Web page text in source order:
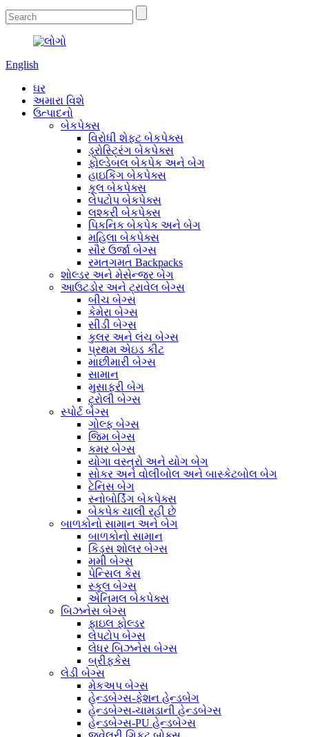
English
ઘર
અમારા વિશે
ઉત્પાદનો
બેકપેક્સ
વિરોધી શેફ્ટ બેકપેક્સ
ડ્રોસ્ટ્રિંગ બેકપેક્સ
ફોલ્ડેબલ બેકપેક અને બેગ
હાઇકિંગ બેકપેક્સ
કૂલ બેકપેક્સ
લેપટોપ બેકપેક્સ
લશ્કરી બેકપેક્સ
પિકનિક બેકપેક અને બેગ
મહિલા બેકપેક્સ
સૌર ઉર્જા બેગ્સ
રમતગમત Backpacks
શોલ્ડર અને મેસેન્જર બેગ
આઉટડોર અને ટ્રાવેલ બેગ્સ
બીચ બેગ્સ
કેમેરા બેગ્સ
સીડી બેગ્સ
કુલર અને લંચ બેગ્સ
પ્રથમ એઇડ કીટ
માછીમારી બેગ્સ
સામાન
મુસાફરી બેગ
ટ્રોલી બેગ્સ
સ્પોર્ટ બેગ્સ
ગોલ્ફ બેગ્સ
જિમ બેગ્સ
કમર બેગ્સ
યોગા વસ્ત્રો અને યોગ બેગ
સોકર અને વોલીબોલ અને બાસ્કેટબોલ બેગ
ટેનિસ બેગ
સ્નોબોર્ડિંગ બેકપેક્સ
બેકપેક ચાલી રહી છે
બાળકોનો સામાન અને બેગ
બાળકોનો સામાન
કિડ્સ શોલર બેગ્સ
મમી બેગ્સ
પેન્સિલ કેસ
સ્કૂલ બેગ્સ
એનિમલ બેકપેક્સ
બિઝનેસ બેગ્સ
ફાઇલ ફોલ્ડર
લેપટોપ બેગ્સ
લેધર બિઝનેસ બેગ્સ
બ્રીફકેસ
લેડી બેગ્સ
મેકઅપ બેગ્સ
હેન્ડબેગ્સ-ફેશન હેન્ડબેગ
હેન્ડબેગ્સ-ચામડાની હેન્ડબેગ્સ
હેન્ડબેગ્સ-PU હેન્ડબેગ્સ